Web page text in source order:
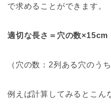
で求めることができます。
適切な長さ＝穴の数×15cm
（穴の数：2列ある穴のう
例えば計算してみるとこん